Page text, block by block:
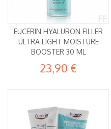
EUCERIN HYALURON FILLER
ULTRA LIGHT MOISTURE
BOOSTER 30 ML
23,90 €